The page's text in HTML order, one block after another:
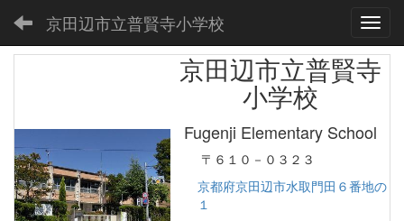
京田辺市立普賢寺小学校
京田辺市立普賢寺
小学校
Fugenji Elementary School
〒６１０－０３２３
京都府京田辺市水取門田６番地の
１